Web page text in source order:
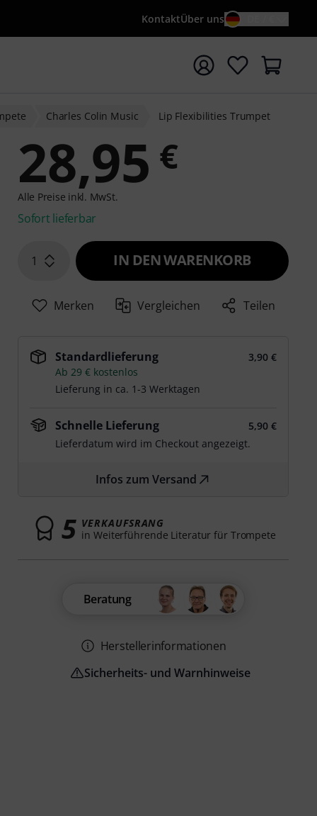
KontaktÜber uns
mit Suchwort {searchTerm} starten
Charles Colin Music Lip Flexibilities Trumpet
28,95 €
Alle Preise inkl. MwSt.
Sofort lieferbar
1 IN DEN WARENKORB
Merken Vergleichen Teilen
Standardlieferung
3,90 €
Ab 29 € kostenlos
Lieferung in ca. 1-3 Werktagen
Schnelle Lieferung
5,90 €
Lieferdatum wird im Checkout angezeigt.
Infos zum Versand
5 VERKAUFSRANG
in Weiterführende Literatur für Trompete
Beratung
Herstellerinformationen
Sicherheits- und Warnhinweise